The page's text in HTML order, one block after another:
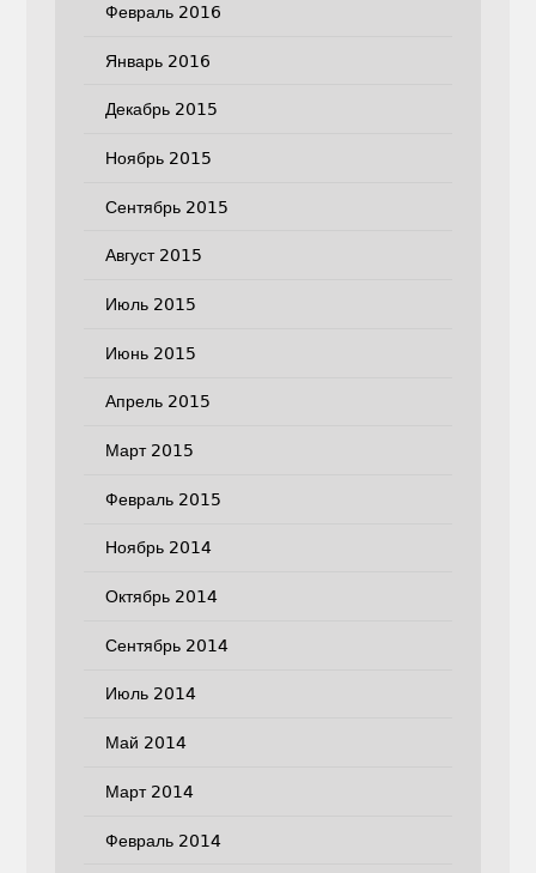
Февраль 2016
Январь 2016
Декабрь 2015
Ноябрь 2015
Сентябрь 2015
Август 2015
Июль 2015
Июнь 2015
Апрель 2015
Март 2015
Февраль 2015
Ноябрь 2014
Октябрь 2014
Сентябрь 2014
Июль 2014
Май 2014
Март 2014
Февраль 2014